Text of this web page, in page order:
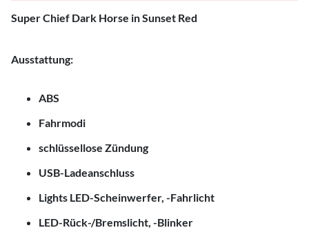
Super Chief Dark Horse in Sunset Red
Ausstattung:
ABS
Fahrmodi
schlüssellose Zündung
USB-Ladeanschluss
Lights LED-Scheinwerfer, -Fahrlicht
LED-Rück-/Bremslicht, -Blinker